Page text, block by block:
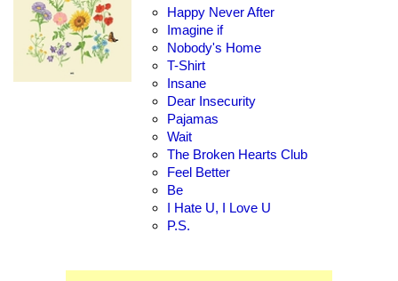
Happy Never After
Imagine if
Nobody's Home
T-Shirt
Insane
Dear Insecurity
Pajamas
Wait
The Broken Hearts Club
Feel Better
Be
I Hate U, I Love U
P.S.